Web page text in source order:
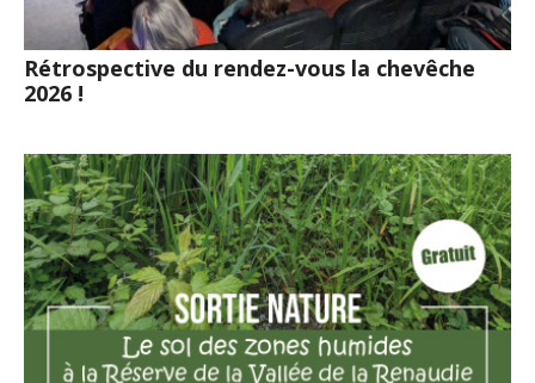
Rétrospective du rendez-vous la chevêche
2026 !